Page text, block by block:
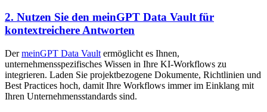
2. Nutzen Sie den meinGPT Data Vault für
kontextreichere Antworten
DermeinGPT Data Vault ermöglicht es Ihnen,
unternehmensspezifisches Wissen in Ihre KI-Workflows zu
integrieren. Laden Sie projektbezogene Dokumente, Richtlinien und
Best Practices hoch, damit Ihre Workflows immer im Einklang mit
Ihren Unternehmensstandards sind.